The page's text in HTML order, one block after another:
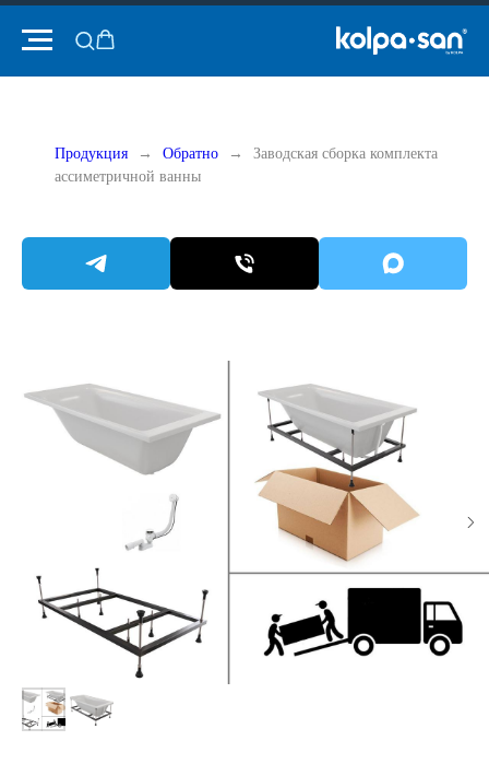
Продукция Обратно
Заводская сборка комплекта
ассиметричной ванны